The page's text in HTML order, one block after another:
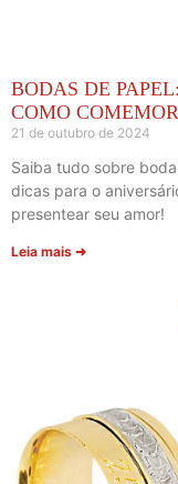
BODAS DE
COMO
21 de outubro de 2024
Saiba tudo sobre
dicas para o
presentear seu amor!
Leia mais ➜